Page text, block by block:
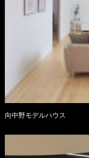
向中野モデルハウス